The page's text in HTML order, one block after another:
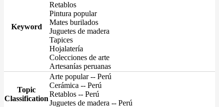
Keyword
Retablos
Pintura popular
Mates burilados
Juguetes de madera
Tapices
Hojalatería
Colecciones de arte
Artesanías peruanas
Topic
Classification
Arte popular -- Perú
Cerámica -- Perú
Retablos -- Perú
Juguetes de madera -- Perú